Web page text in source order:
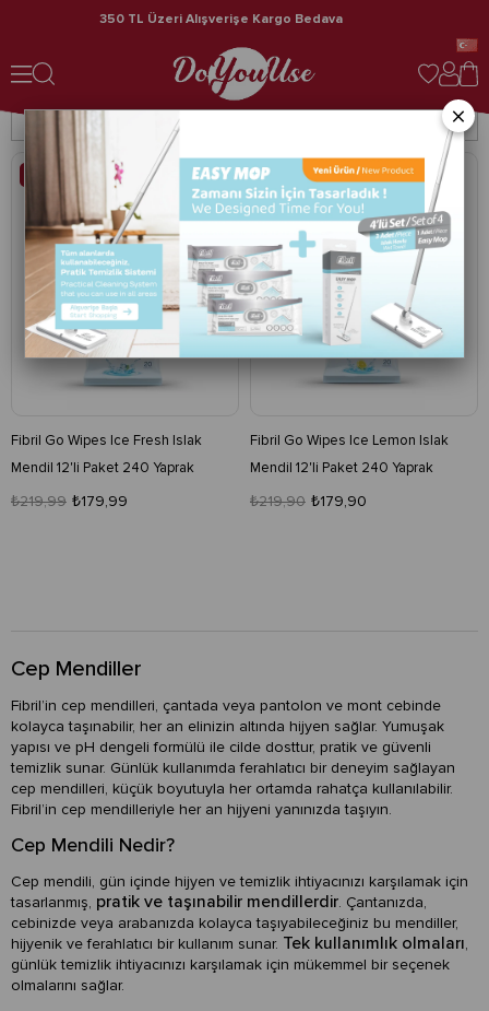
350 TL Üzeri Alışverişe Kargo Bedava
Cep Mendilleri
Cep Mendilleri
Fibril Go Wipes Ice Fresh Islak
Mendil 12'li Paket 240 Yaprak
₺179,99
₺219,99
Fibril Go Wipes Ice Lemon Islak
Mendil 12'li Paket 240 Yaprak
₺179,90
₺219,90
%18
Cep Mendiller
Fibril’in cep mendilleri, çantada veya pantolon ve mont cebinde
kolayca taşınabilir, her an elinizin altında hijyen sağlar. Yumuşak
yapısı ve pH dengeli formülü ile cilde dosttur, pratik ve güvenli
temizlik sunar. Günlük kullanımda ferahlatıcı bir deneyim sağlayan
cep mendilleri, küçük boyutuyla her ortamda rahatça kullanılabilir.
Fibril’in cep mendilleriyle her an hijyeni yanınızda taşıyın.
Cep Mendili Nedir?
Cep mendili, gün içinde hijyen ve temizlik ihtiyacınızı karşılamak için
tasarlanmış, pratik ve taşınabilir mendillerdir. Çantanızda,
cebinizde veya arabanızda kolayca taşıyabileceğiniz bu mendiller,
hijyenik ve ferahlatıcı bir kullanım sunar. Tek kullanımlık olmaları,
günlük temizlik ihtiyacınızı karşılamak için mükemmel bir seçenek
olmalarını sağlar.
×